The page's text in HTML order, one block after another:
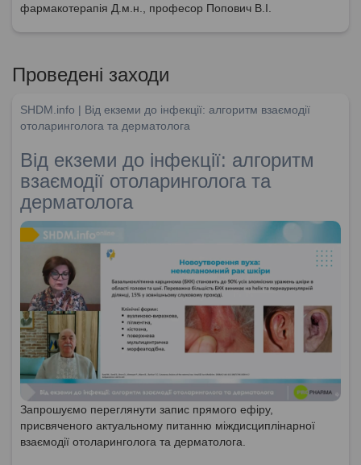
фармакотерапія Д.м.н., професор Попович В.І.
Проведені заходи
SHDM.info | Від екземи до інфекції: алгоритм взаємодії
отоларинголога та дерматолога
Від екземи до інфекції: алгоритм
взаємодії отоларинголога та
дерматолога
Запрошуємо переглянути запис прямого ефіру,
присвяченого актуальному питанню міждисциплінарної
взаємодії отоларинголога та дерматолога.